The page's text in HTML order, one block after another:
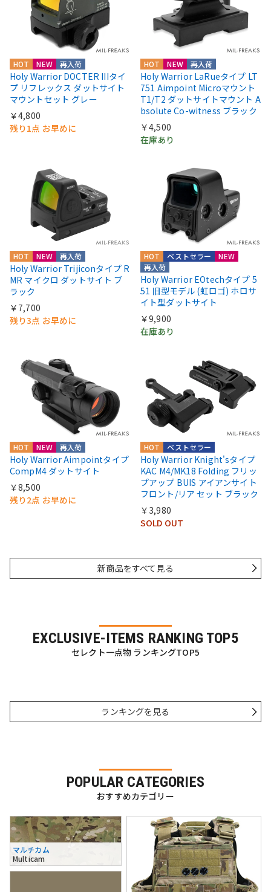
HOT NEW 再入荷
Holy Warrior DOCTER IIIタイ
プ リフレックス ダットサイト
マウントセット グレー
￥4,800
残り1点 お早めに
HOT NEW 再入荷
Holy Warrior LaRueタイプ LT
751 Aimpoint Microマウント
T1/T2 ダットサイトマウント A
bsolute Co-witness ブラック
￥4,500
在庫あり
HOT NEW 再入荷
Holy Warrior Trijiconタイプ R
MR マイクロ ダットサイト ブ
ラック
￥7,700
残り3点 お早めに
HOT
NEW
再入荷
ベストセラー
Holy Warrior EOtechタイプ 5
51 旧型モデル (虹ロゴ) ホロサ
イト型ダットサイト
￥9,900
在庫あり
HOT NEW 再入荷
Holy Warrior Aimpointタイプ
CompM4 ダットサイト
￥8,500
残り2点 お早めに
HOT ベストセラー
Holy Warrior Knight'sタイプ
KAC M4/MK18 Folding フリッ
プアップ BUIS アイアンサイト
フロント/リア セット ブラック
￥3,980
SOLD OUT
新商品をすべて見る
EXCLUSIVE-ITEMS RANKING TOP5
セレクト一点物 ランキングTOP5
ランキングを見る
POPULAR CATEGORIES
おすすめカテゴリー
マルチカム
Multicam